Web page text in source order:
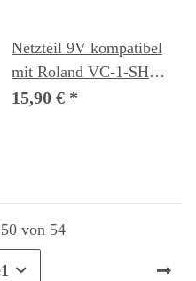
Netzteil 9V kompatibel
mit Roland VC-1-SH
Effektgerät
15,90 € *
von 54
1